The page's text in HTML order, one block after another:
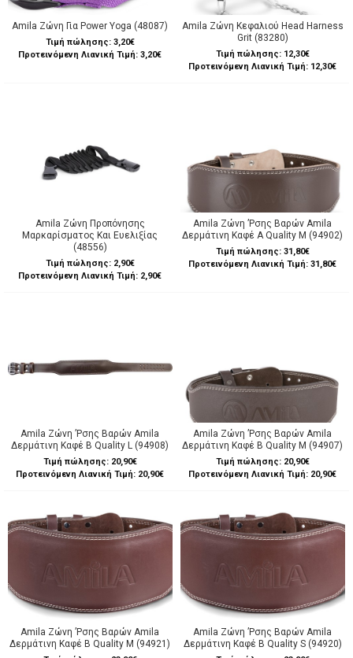
Amila Ζώνη Για Power Yoga (48087)
Τιμή πώλησης: 3,20€
Προτεινόμενη Λιανική Τιμή: 3,20€
Amila Ζώνη Κεφαλιού Head Harness
Grit (83280)
Τιμή πώλησης: 12,30€
Προτεινόμενη Λιανική Τιμή: 12,30€
Amila Ζώνη Προπόνησης
Μαρκαρίσματος Και Ευελιξίας
(48556)
Τιμή πώλησης: 2,90€
Προτεινόμενη Λιανική Τιμή: 2,90€
Amila Ζώνη ’Ρσης Βαρών Amila
Δερμάτινη Καφέ A Quality M (94902)
Τιμή πώλησης: 31,80€
Προτεινόμενη Λιανική Τιμή: 31,80€
Amila Ζώνη ’Ρσης Βαρών Amila
Δερμάτινη Καφέ B Quality L (94908)
Τιμή πώλησης: 20,90€
Προτεινόμενη Λιανική Τιμή: 20,90€
Amila Ζώνη ’Ρσης Βαρών Amila
Δερμάτινη Καφέ B Quality M (94907)
Τιμή πώλησης: 20,90€
Προτεινόμενη Λιανική Τιμή: 20,90€
Amila Ζώνη ’Ρσης Βαρών Amila
Δερμάτινη Καφέ B Quality M (94921)
Amila Ζώνη ’Ρσης Βαρών Amila
Δερμάτινη Καφέ B Quality S (94920)